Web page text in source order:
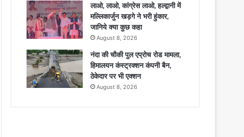
लाओ, लाओ, कांग्रेस लाओ, हल्द्वानी में
मल्लिकार्जुन खड़गे ने भरी हुंकार,
जानिये क्या कुछ कहा
August 8, 2026
नंदा की चौकी पुल एप्रोच रोड मामला,
हिमालयन कंस्ट्रक्शन कंपनी बैन,
ठेकेदार पर भी एक्शन
August 8, 2026